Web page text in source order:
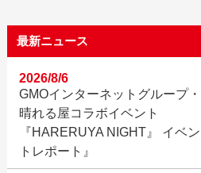
最新ニュース
GMOインターネットグループ・
晴れる屋コラボイベント
『HARERUYA NIGHT』 イベン
トレポート』
2026/8/6